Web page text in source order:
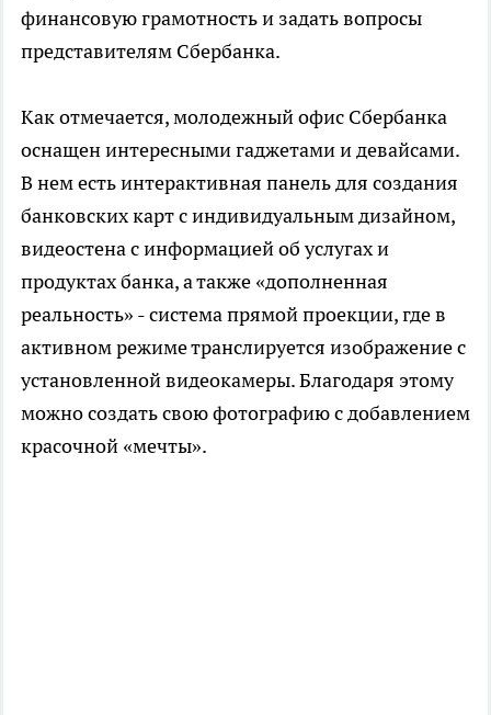
финансовую грамотность и задать вопросы
представителям Сбербанка.
Как отмечается, молодежный офис Сбербанка
оснащен интересными гаджетами и девайсами.
В нем есть интерактивная панель для создания
банковских карт с индивидуальным дизайном,
видеостена с информацией об услугах и
продуктах банка, а также «дополненная
реальность» - система прямой проекции, где в
активном режиме транслируется изображение с
установленной видеокамеры. Благодаря этому
можно создать свою фотографию с добавлением
красочной «мечты».